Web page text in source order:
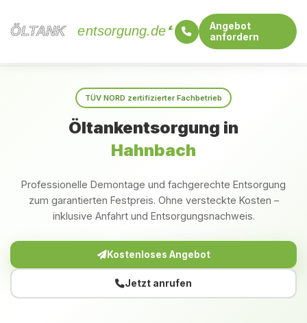
ÖLTANK
ÖLTANK entsorgung.de
Angebot
anfordern
TÜV NORD zertifizierter Fachbetrieb
Öltankentsorgung in
Hahnbach
Professionelle Demontage und fachgerechte Entsorgung
zum garantierten Festpreis. Ohne versteckte Kosten –
inklusive Anfahrt und Entsorgungsnachweis.
Kostenloses Angebot
Jetzt anrufen